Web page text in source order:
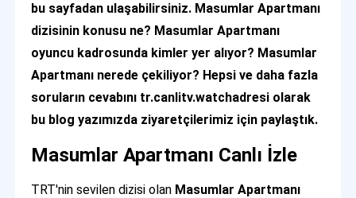
bu sayfadan ulaşabilirsiniz. Masumlar Apartmanı
dizisinin konusu ne? Masumlar Apartmanı
oyuncu kadrosunda kimler yer alıyor? Masumlar
Apartmanı nerede çekiliyor? Hepsi ve daha fazla
soruların cevabını tr.canlitv.watchadresi olarak
bu blog yazımızda ziyaretçilerimiz için paylaştık.
Masumlar Apartmanı Canlı İzle
TRT'nin sevilen dizisi olan Masumlar Apartmanı